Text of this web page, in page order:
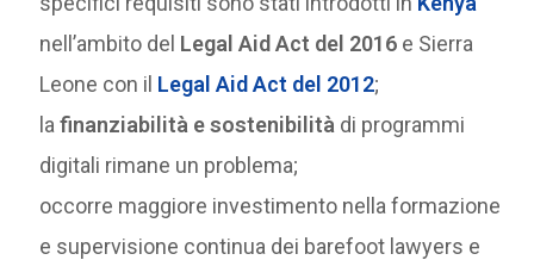
nell’ambito del Legal Aid Act del 2016 e Sierra
Leone con il Legal Aid Act del 2012;
lafinanziabilità e sostenibilità di programmi
digitali rimane un problema;
occorre maggiore investimento nella formazione
e supervisione continua dei barefoot lawyers e